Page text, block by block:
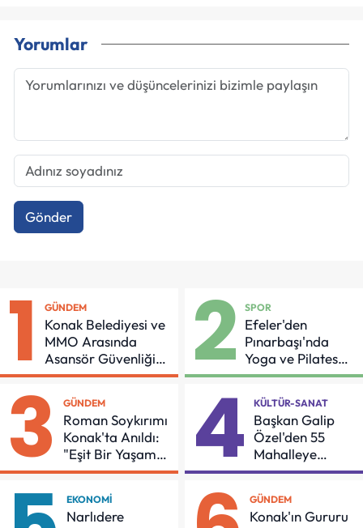
Yorumlar
Gönder
1 GÜNDEM
Konak Belediyesi ve
MMO Arasında
Asansör Güvenliği
İçin Önemli Protokol
2 SPOR
Efeler'den
Pınarbaşı'nda
Yoga ve Pilates
Buluşması
3 GÜNDEM
Roman Soykırımı
Konak'ta Anıldı:
"Eşit Bir Yaşam
İçin Mücadeleyi
4 KÜLTÜR-SANAT
Başkan Galip
Özel'den 55
Mahalleye
Çocuk Şenliği
EKONOMI
Narlıdere
GÜNDEM
Konak'ın Gururu